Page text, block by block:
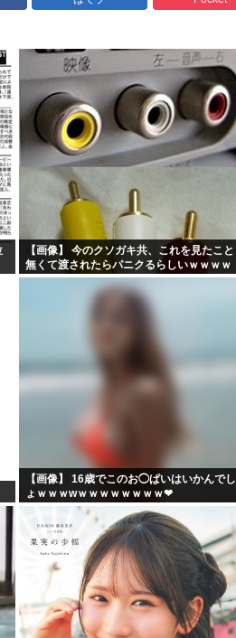
われたお父さん、グレる
内緒だべ」極秘で熊本でボ...
田正博「使わないんだっ...
都市部で9月末に
万円だったらどっち選...
対に男受けが悪いカラダ...
しギネス記録...
える画像・最高な画像」貼...
しい著名人【朝ドラ】
【画像】 今のクソガキ共、これを見たこと
無くて渡されたらパニクるらしいｗｗｗｗ
ｗｗｗｗｗｗｗｗｗ
【画像】 16歳でこのお◯ぱいはいかんでし
ょｗｗｗwｗｗｗｗｗｗｗｗ❤